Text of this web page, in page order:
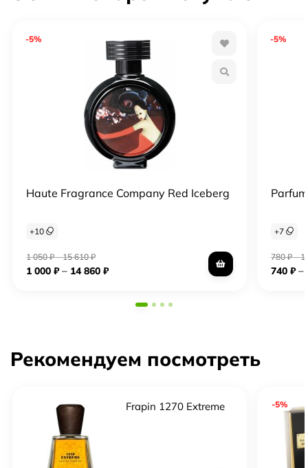
-5%
Haute Fragrance Company Red Iceberg
+10
1 050₽–15 610₽
1 000 ₽– 14 860 ₽
-5%
+7
780₽–
740₽–
Рекомендуем посмотреть
Frapin 1270 Extreme -5%